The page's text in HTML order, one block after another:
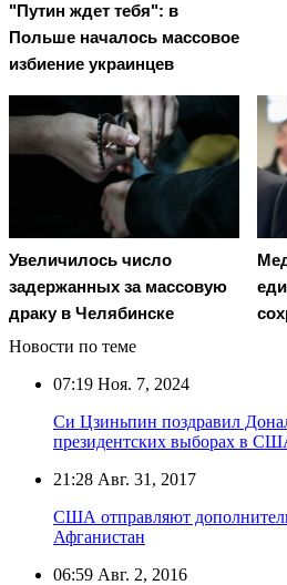
"Путин ждет тебя": в
Польше началось массовое
избиение украинцев
Увеличилось число
задержанных за массовую
драку в Челябинске
Новости по теме
07:19 Ноя. 7, 2024
Си Цзиньпин поздравил
президентских выборах в
21:28 Авг. 31, 2017
США отправляют
Афганистан
06:59 Авг. 2, 2016